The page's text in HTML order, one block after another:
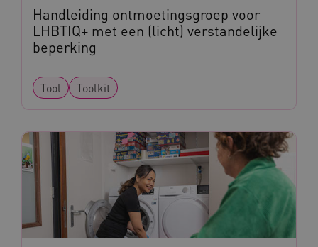
Handleiding ontmoetingsgroep voor
LHBTIQ+ met een (licht) verstandelijke
beperking
Tool Toolkit
AWSALBCORS
Amazon.com Inc.
vilans.blueconic.net
AWSALBCORS
Amazon.com Inc.
a594.kennispleingehandicaptensector.nl